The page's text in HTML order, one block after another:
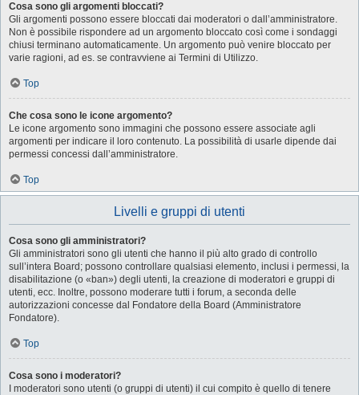
Cosa sono gli argomenti bloccati?
Gli argomenti possono essere bloccati dai moderatori o dall’amministratore.
Non è possibile rispondere ad un argomento bloccato così come i sondaggi
chiusi terminano automaticamente. Un argomento può venire bloccato per
varie ragioni, ad es. se contravviene ai Termini di Utilizzo.
Top
Che cosa sono le icone argomento?
Le icone argomento sono immagini che possono essere associate agli
argomenti per indicare il loro contenuto. La possibilità di usarle dipende dai
permessi concessi dall’amministratore.
Top
Livelli e gruppi di utenti
Cosa sono gli amministratori?
Gli amministratori sono gli utenti che hanno il più alto grado di controllo
sull’intera Board; possono controllare qualsiasi elemento, inclusi i permessi, la
disabilitazione (o «ban») degli utenti, la creazione di moderatori e gruppi di
utenti, ecc. Inoltre, possono moderare tutti i forum, a seconda delle
autorizzazioni concesse dal Fondatore della Board (Amministratore
Fondatore).
Top
Cosa sono i moderatori?
I moderatori sono utenti (o gruppi di utenti) il cui compito è quello di tenere